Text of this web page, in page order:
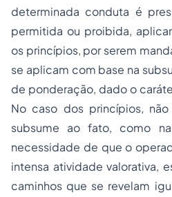
determinada conduta é
permitida ou proibida,
os princípios, por serem
se aplicam com base na
de ponderação, dado o
No caso dos princípios,
subsume ao fato, como
necessidade de que o
intensa atividade valorativa,
caminhos que se revelam